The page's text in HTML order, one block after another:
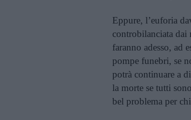
Eppure, l’euforia
controbilanciata
faranno adesso, ad
pompe funebri, se
potrà continuare a
la morte se tutti
bel problema per